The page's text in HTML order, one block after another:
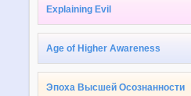
Explaining Evil
Age of Higher Awareness
Эпоха Высшей Осознанности